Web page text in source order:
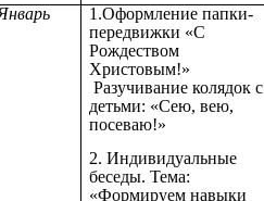
1.Оформление папки-
передвижки «С
Рождеством
Христовым!»
Разучивание колядок с
детьми: «Сею, вею,
посеваю!»
2. Индивидуальные
беседы. Тема:
«Формируем навыки